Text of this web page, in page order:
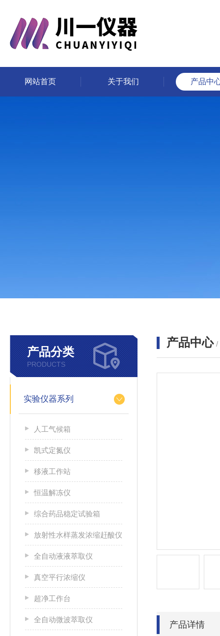
网站首页 关于我们 产品中
产品分类
PRODUCTS
实验仪器系列
人工气候箱
凯式定氮仪
移液工作站
恒温解冻仪
综合药品稳定试验箱
放射性水样蒸发浓缩赶酸仪
全自动液液萃取仪
真空平行浓缩仪
超净工作台
全自动微波萃取仪
产品中心 /
产品详情